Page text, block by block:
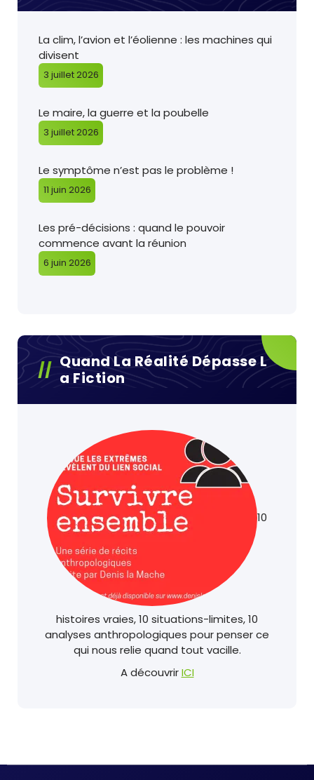
La clim, l’avion et l’éolienne : les machines qui
divisent
3 juillet 2026
Le maire, la guerre et la poubelle
3 juillet 2026
Le symptôme n’est pas le problème !
11 juin 2026
Les pré-décisions : quand le pouvoir
commence avant la réunion
6 juin 2026
Quand La Réalité Dépasse L
A Fiction
10
histoires vraies, 10 situations-limites, 10
analyses anthropologiques pour penser ce
qui nous relie quand tout vacille.
A découvrirICI